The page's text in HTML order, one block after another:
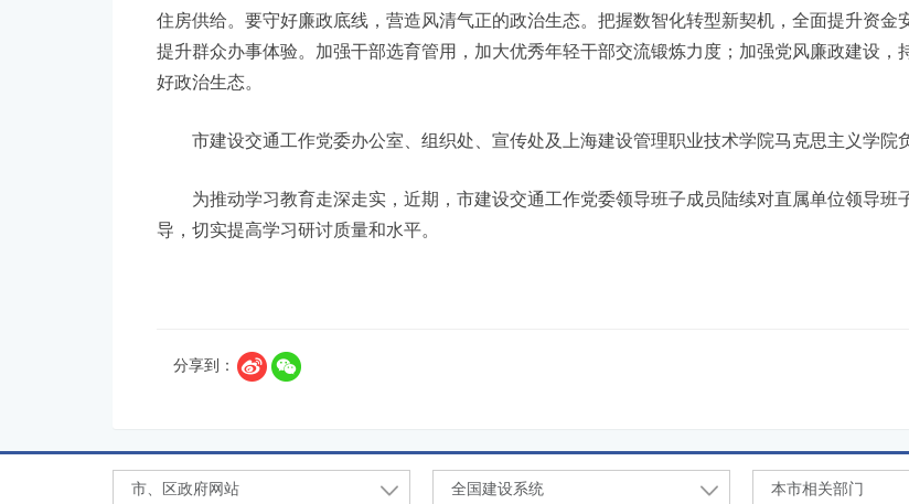
住房供给。要守好廉政底线，营造风清气正的政治生态。把握数智化转型新契机，全面提升资
提升群众办事体验。加强干部选育管用，加大优秀年轻干部交流锻炼力度；加强党风廉政建设
好政治生态。
市建设交通工作党委办公室、组织处、宣传处及上海建设管理职业技术学院马克思主义学院
为推动学习教育走深走实，近期，市建设交通工作党委领导班子成员陆续对直属单位领导班
导，切实提高学习研讨质量和水平。
分享到：
市、区政府网站 全国建设系统 本市相关部门